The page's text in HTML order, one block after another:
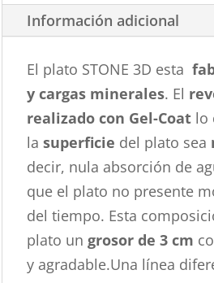
Información adicional
El plato STONE 3D esta
y cargas minerales. El
realizado con Gel-Coat lo
lasuperficie del plato sea
decir, nula absorción de
que el plato no presente
del tiempo. Esta
plato un grosor de 3 cm
y agradable.Una línea